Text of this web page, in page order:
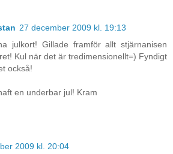
27 december 2009 kl. 19:13
julkort! Gillade framför allt stjärnanisen
Kul när det är tredimensionellt=) Fyndigt
också!
en underbar jul! Kram
2009 kl. 20:04